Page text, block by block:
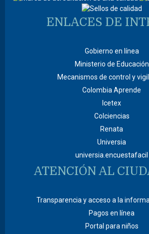
ENLACES DE
Gobierno en línea
Ministerio de Educación
Mecanismos de control y
Colombia Aprende
Icetex
Colciencias
Renata
Universia
universia.encuestafacil
ATENCIÓN AL
Transparencia y acceso a la
Pagos en línea
Portal para niños